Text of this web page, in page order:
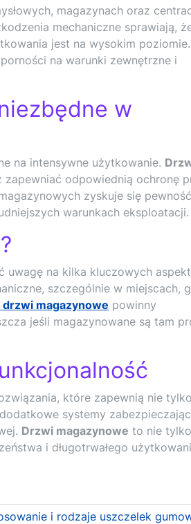
magazynach oraz
mechaniczne sprawiają,
jest na wysokim
na warunki zewnętrzne i
w
na intensywne użytkowanie.
odpowiednią ochronę
zyskuje się
warunkach eksploatacji.
na kilka kluczowych
szczególnie w miejscach,
drzwi magazynowe powinny
jeśli magazynowane są tam
które zapewnią nie tylko
systemy
Drzwi magazynowe to nie tylko
i długotrwałego
i rodzaje uszczelek